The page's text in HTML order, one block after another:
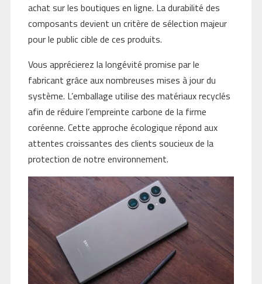
achat sur les boutiques en ligne. La durabilité des
composants devient un critère de sélection majeur
pour le public cible de ces produits.
Vous apprécierez la longévité promise par le
fabricant grâce aux nombreuses mises à jour du
système. L’emballage utilise des matériaux recyclés
afin de réduire l’empreinte carbone de la firme
coréenne. Cette approche écologique répond aux
attentes croissantes des clients soucieux de la
protection de notre environnement.